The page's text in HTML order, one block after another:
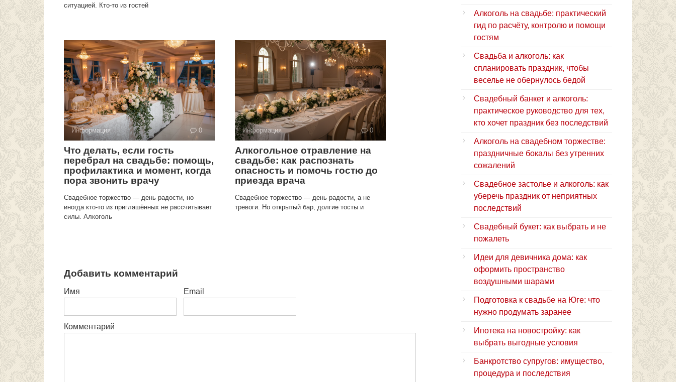
ситуацией. Кто-то из гостей
Информация 0
Что делать, если гость
перебрал на свадьбе: помощь,
профилактика и момент, когда
пора звонить врачу
Свадебное торжество — день радости, но
иногда кто-то из приглашённых не рассчитывает
силы. Алкоголь
Информация 0
Алкогольное отравление на
свадьбе: как распознать
опасность и помочь гостю до
приезда врача
Свадебное торжество — день радости, а не
тревоги. Но открытый бар, долгие тосты и
Добавить комментарий
Имя Email
Комментарий
Алкоголь на свадьбе: практический
гид по расчёту, контролю и помощи
гостям
Свадьба и алкоголь: как
спланировать праздник, чтобы
веселье не обернулось бедой
Свадебный банкет и алкоголь:
практическое руководство для тех,
кто хочет праздник без последствий
Алкоголь на свадебном торжестве:
праздничные бокалы без утренних
сожалений
Свадебное застолье и алкоголь: как
уберечь праздник от неприятных
последствий
Свадебный букет: как выбрать и не
пожалеть
Идеи для девичника дома: как
оформить пространство
воздушными шарами
Подготовка к свадьбе на Юге: что
нужно продумать заранее
Ипотека на новостройку: как
выбрать выгодные условия
Банкротство супругов: имущество,
процедура и последствия